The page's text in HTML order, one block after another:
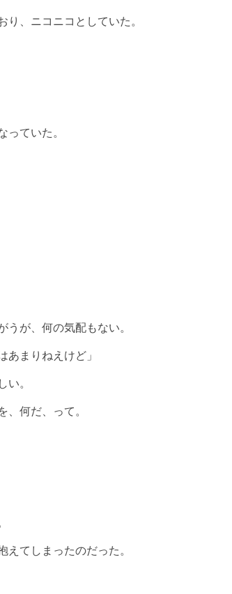
、ニコニコとしていた。
ていた。
が、何の気配もない。
まりねえけど」
い。
何だ、って。
てしまったのだった。